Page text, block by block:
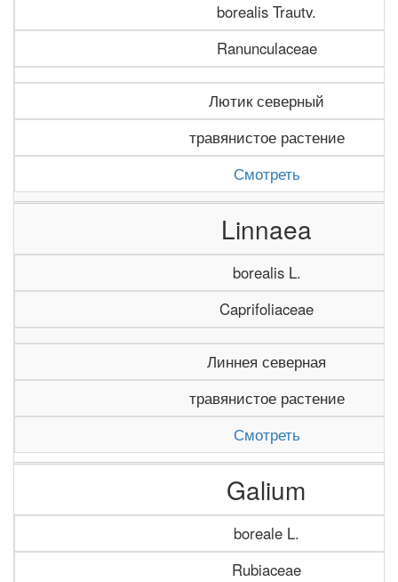
borealis Trautv.
Ranunculaceae
Лютик северный
травянистое растение
Смотреть
Linnaea
borealis L.
Caprifoliaceae
Линнея северная
травянистое растение
Смотреть
Galium
boreale L.
Rubiaceae